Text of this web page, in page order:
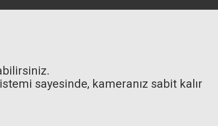
sayesinde, kameranız sabit kalır